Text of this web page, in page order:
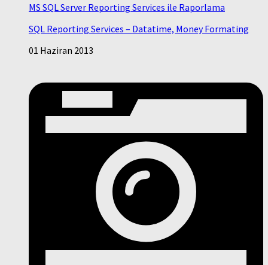
MS SQL Server Reporting Services ile Raporlama
SQL Reporting Services – Datatime, Money Formating
01 Haziran 2013